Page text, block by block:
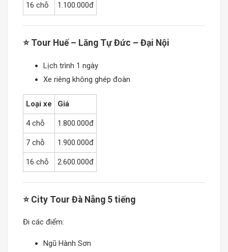
16 chỗ 1.100.000đ
⭐ Tour Huế – Lăng Tự Đức – Đại Nội
Lịch trình 1 ngày
Xe riêng không ghép đoàn
Loại xe Giá
4 chỗ 1.800.000đ
7 chỗ 1.900.000đ
16 chỗ 2.600.000đ
⭐ City Tour Đà Nẵng 5 tiếng
Đi các điểm:
Ngũ Hành Sơn